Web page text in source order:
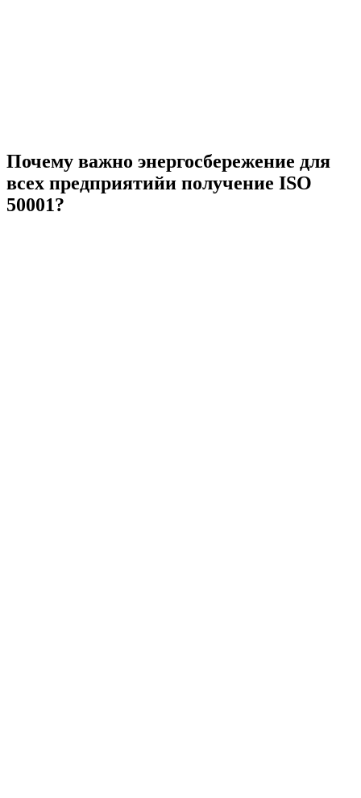
Почему важно энергосбережение для
всех предприятийи получение ISO
50001?